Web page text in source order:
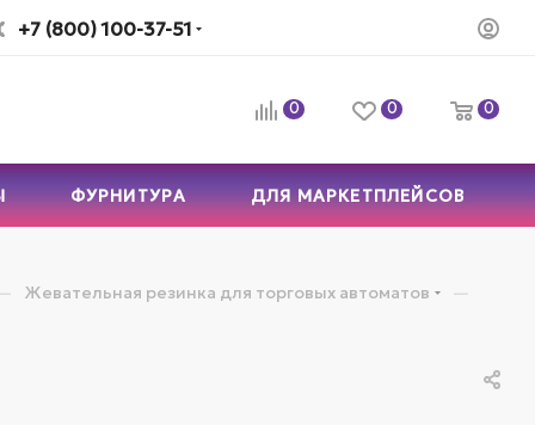
+7 (800) 100-37-51
0 0 0
ФУРНИТУРА ДЛЯ МАРКЕТПЛЕЙСОВ
Жевательная резинка для торговых автоматов —